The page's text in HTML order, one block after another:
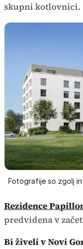
skupni kotlovnici.
Fotografije so zgolj
Rezidence
predvidena v
Bi živeli v Novi